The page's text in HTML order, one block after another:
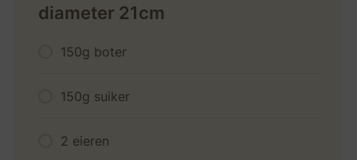
diameter 21cm
150g boter
150g suiker
2 eieren